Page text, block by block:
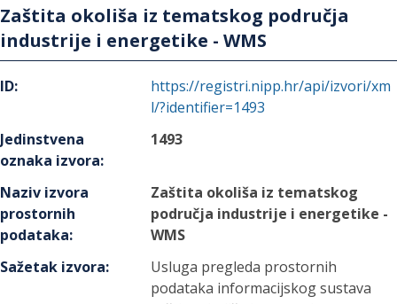
Zaštita okoliša iz tematskog područja
industrije i energetike - WMS
ID:
https://registri.nipp.hr/api/izvori/xm
l/?identifier=1493
Jedinstvena
oznaka izvora:
1493
Naziv izvora
prostornih
podataka:
Zaštita okoliša iz tematskog
područja industrije i energetike -
WMS
Sažetak izvora:
Usluga pregleda prostornih
podataka informacijskog sustava